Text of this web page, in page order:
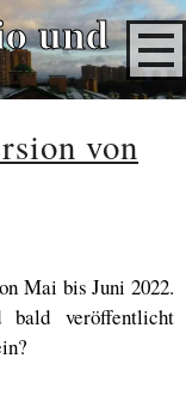
und
von
Mai bis Juni 2022.
bald veröffentlicht